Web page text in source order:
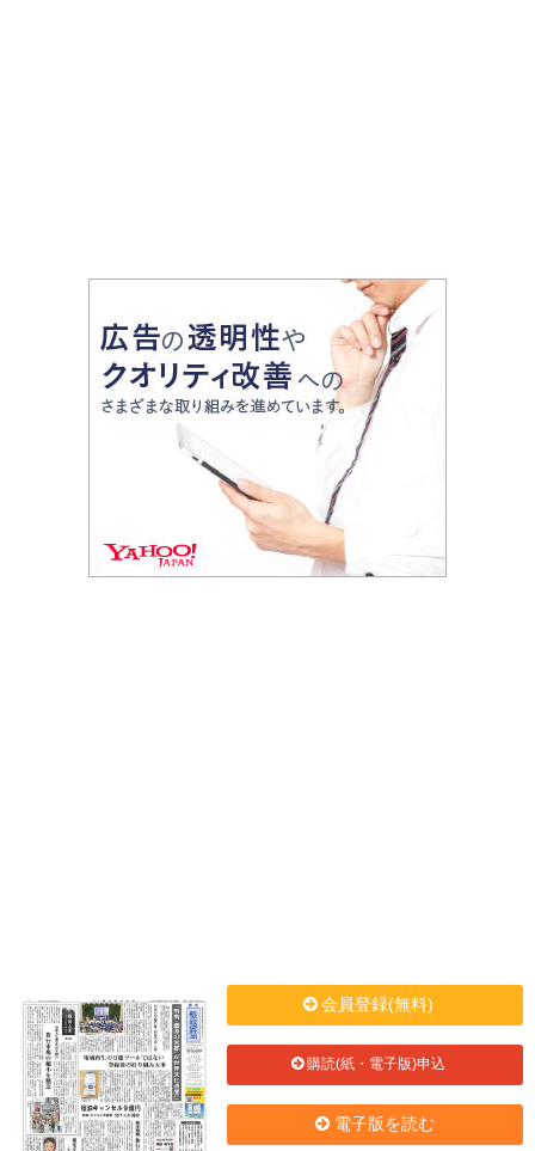
会員登録(無料)
購読(紙・電子版)申込
電子版を読む